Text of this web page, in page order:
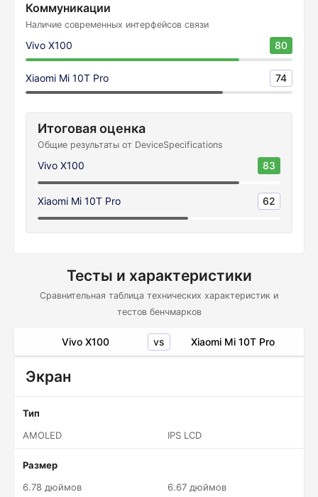
Коммуникации
Наличие современных интерфейсов связи
Vivo X100 80
Xiaomi Mi 10T Pro 74
Итоговая оценка
Общие результаты от DeviceSpecifications
Vivo X100 83
Xiaomi Mi 10T Pro 62
Тесты и характеристики
Сравнительная таблица технических характеристик и
тестов бенчмарков
Vivo X100 vs Xiaomi Mi 10T Pro
Экран
Тип
AMOLED
IPS LCD
Размер
6.78 дюймов
6.67 дюймов